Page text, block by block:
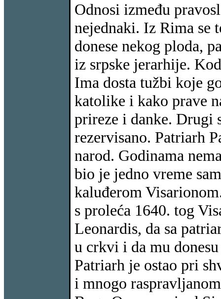
Odnosi između
nejednaki. Iz Rima se
donese nekog ploda,
iz srpske jerarhije.
Ima dosta tužbi koje
katolike i kako prave
prireze i danke. Drugi
rezervisano. Patriarh
narod. Godinama
bio je jedno vreme
kaluđerom
s proleća 1640. tog
Leonardis, da sa
u crkvi i da mu
Patriarh je ostao pri
i mnogo